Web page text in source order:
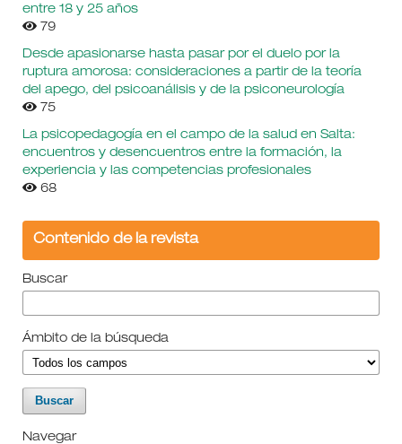
entre 18 y 25 años
79
Desde apasionarse hasta pasar por el duelo por la
ruptura amorosa: consideraciones a partir de la teoría
del apego, del psicoanálisis y de la psiconeurología
75
La psicopedagogía en el campo de la salud en Salta:
encuentros y desencuentros entre la formación, la
experiencia y las competencias profesionales
68
Contenido de la revista
Buscar
Ámbito de la búsqueda
Navegar